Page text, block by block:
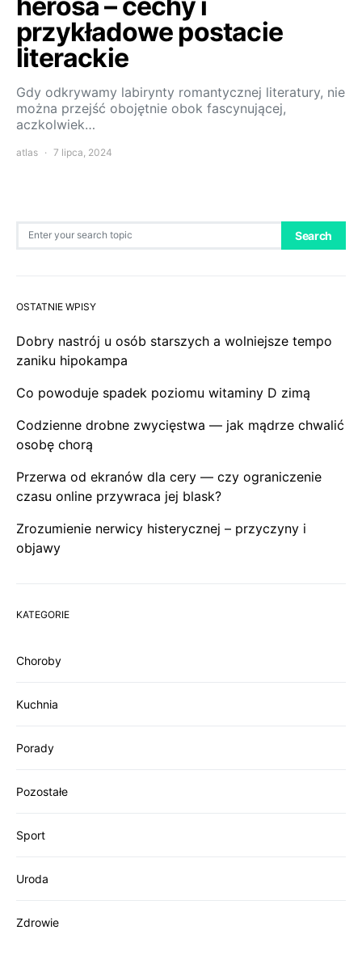
przykładowe postacie
literackie
Gdy odkrywamy labirynty romantycznej literatury, nie
można przejść obojętnie obok fascynującej,
aczkolwiek…
atlas 7 lipca, 2024
Search
OSTATNIE WPISY
Dobry nastrój u osób starszych a wolniejsze tempo
zaniku hipokampa
Co powoduje spadek poziomu witaminy D zimą
Codzienne drobne zwycięstwa — jak mądrze chwalić
osobę chorą
Przerwa od ekranów dla cery — czy ograniczenie
czasu online przywraca jej blask?
Zrozumienie nerwicy histerycznej – przyczyny i
objawy
KATEGORIE
Choroby
Kuchnia
Porady
Pozostałe
Sport
Uroda
Zdrowie